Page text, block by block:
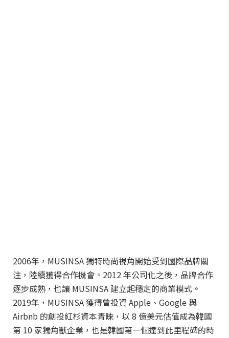
2006年，MUSINSA 獨特時尚視角開始受到國際品牌關
注，陸續獲得合作機會。2012 年公司化之後，品牌合作
逐步成熟，也讓 MUSINSA 建立起穩定的商業模式。
2019年，MUSINSA 獲得曾投資 Apple、Google 與
Airbnb 的創投紅杉資本青睞，以 8 億美元估值成為韓國
第 10 家獨角獸企業，也是韓國第一個達到此里程碑的時